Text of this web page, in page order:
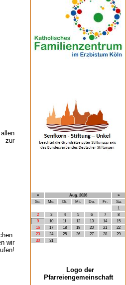
zur
wir
« Aug. 2026
»
So.
Mo. Di. Mi. Do. Fr.
Sa.
1
2
3 4 5 6 7
8
9
10 11 12 13 14
15
16
17 18 19 20 21
22
23
24 25 26 27 28
29
30
31
Logo der
Pfarreiengemeinschaft